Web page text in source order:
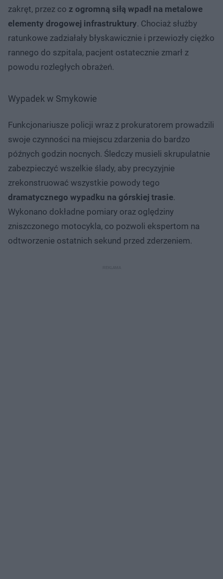
zakręt, przez co z ogromną siłą wpadł na metalowe
elementy drogowej infrastruktury. Chociaż służby
ratunkowe zadziałały błyskawicznie i przewiozły ciężko
rannego do szpitala, pacjent ostatecznie zmarł z
powodu rozległych obrażeń.
Wypadek w Smykowie
Funkcjonariusze policji wraz z prokuratorem prowadzili
swoje czynności na miejscu zdarzenia do bardzo
późnych godzin nocnych. Śledczy musieli skrupulatnie
zabezpieczyć wszelkie ślady, aby precyzyjnie
zrekonstruować wszystkie powody tego
dramatycznego wypadku na górskiej trasie.
Wykonano dokładne pomiary oraz oględziny
zniszczonego motocykla, co pozwoli ekspertom na
odtworzenie ostatnich sekund przed zderzeniem.